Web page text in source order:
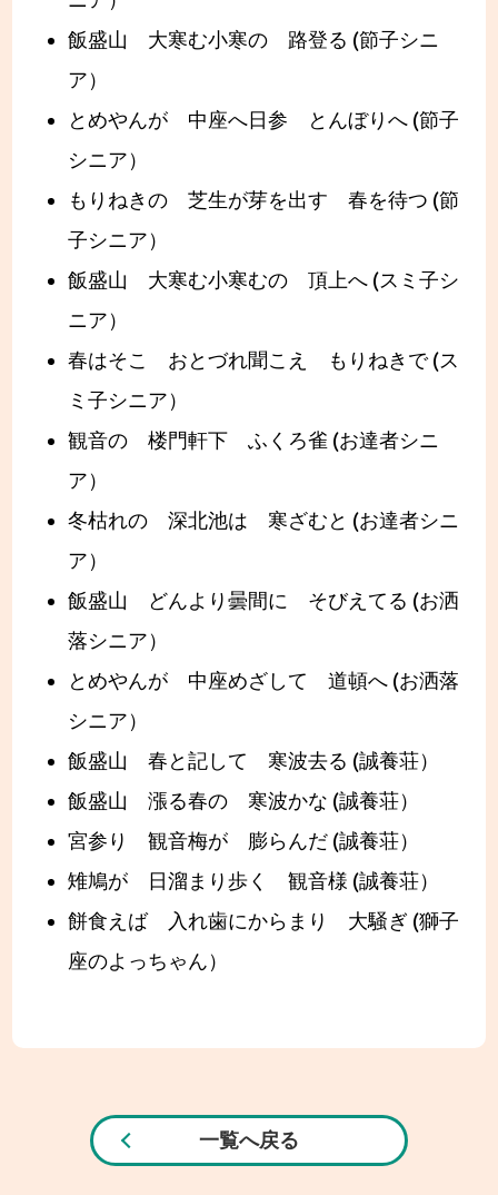
飯盛山 大寒む小寒の 路登る (節子シニ
ア）
とめやんが 中座へ日参 とんぼりへ (節子
シニア）
もりねきの 芝生が芽を出す 春を待つ (節
子シニア）
飯盛山 大寒む小寒むの 頂上へ (スミ子シ
ニア）
春はそこ おとづれ聞こえ もりねきで (ス
ミ子シニア）
観音の 楼門軒下 ふくろ雀 (お達者シニ
ア）
冬枯れの 深北池は 寒ざむと (お達者シニ
ア）
飯盛山 どんより曇間に そびえてる (お洒
落シニア）
とめやんが 中座めざして 道頓へ (お洒落
シニア）
飯盛山 春と記して 寒波去る (誠養荘）
飯盛山 漲る春の 寒波かな (誠養荘）
宮参り 観音梅が 膨らんだ (誠養荘）
雉鳩が 日溜まり歩く 観音様 (誠養荘）
餅食えば 入れ歯にからまり 大騒ぎ (獅子
座のよっちゃん）
一覧へ戻る